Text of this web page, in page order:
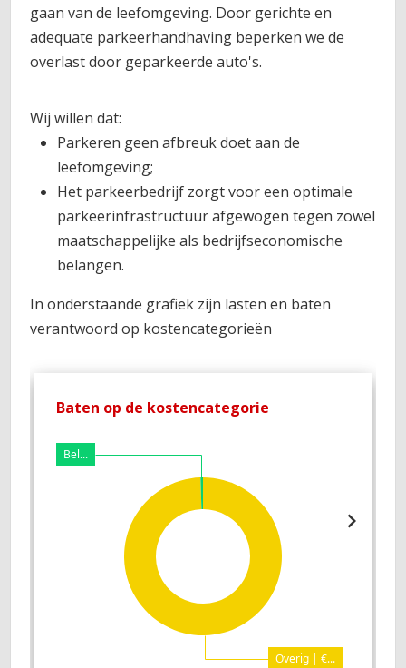
gaan van de leefomgeving. Door gerichte en
adequate parkeerhandhaving beperken we de
overlast door geparkeerde auto's.
Wij willen dat:
Parkeren geen afbreuk doet aan de
leefomgeving;
Het parkeerbedrijf zorgt voor een optimale
parkeerinfrastructuur afgewogen tegen zowel
maatschappelijke als bedrijfseconomische
belangen.
In onderstaande grafiek zijn lasten en baten
verantwoord op kostencategorieën
Baten op de kostencategorie
Overig | €...
Bel...